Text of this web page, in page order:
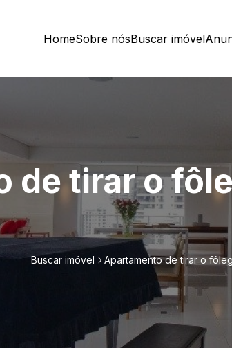
HomeSobre nósBuscar imóvel
de tirar o
Buscar imóvel Apartamento de tirar o